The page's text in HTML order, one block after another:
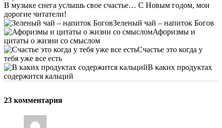
В музыке снега услышь свое счастье… С Новым годом, мои
дорогие читатели!
Зеленый чай – напиток Богов
Афоризмы и
цитаты о жизни со смыслом
Счастье это когда у
тебя уже все есть
В каких продуктах
содержится кальций
23 комментария